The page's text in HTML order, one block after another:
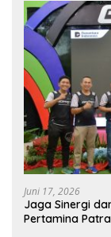
Juni 17, 2026
Jaga Sinergi
Pertamina